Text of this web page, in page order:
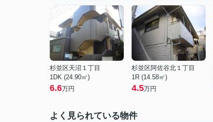
杉並区天沼１丁目
1DK (24.90㎡)
6.6万円
杉並区阿佐谷北１丁目
1R (14.58㎡)
4.5万円
よく見られている物件